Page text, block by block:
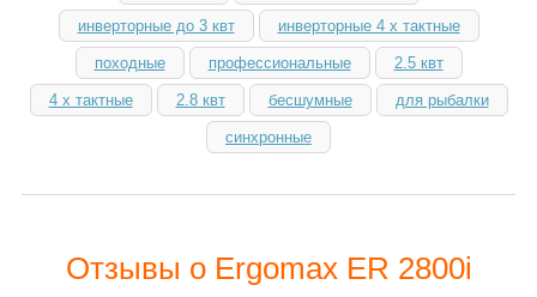
инверторные до 3 квт инверторные 4 х тактные
походные профессиональные 2.5 квт
4 х тактные 2.8 квт бесшумные для рыбалки
синхронные
Отзывы о Ergomax ER 2800i